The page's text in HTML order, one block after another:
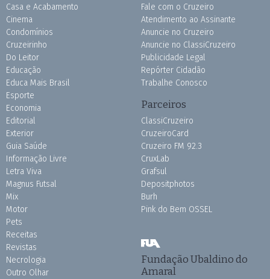
Casa e Acabamento
Cinema
Condomínios
Cruzeirinho
Do Leitor
Educação
Educa Mais Brasil
Esporte
Economia
Editorial
Exterior
Guia Saúde
Informação Livre
Letra Viva
Magnus Futsal
Mix
Motor
Pets
Receitas
Revistas
Necrologia
Outro Olhar
Fale com o Cruzeiro
Atendimento ao Assinante
Anuncie no Cruzeiro
Anuncie no ClassiCruzeiro
Publicidade Legal
Repórter Cidadão
Trabalhe Conosco
Parceiros
ClassiCruzeiro
CruzeiroCard
Cruzeiro FM 92.3
CruxLab
Grafsul
Depositphotos
Burh
Pink do Bem OSSEL
Fundação Ubaldino do
Amaral